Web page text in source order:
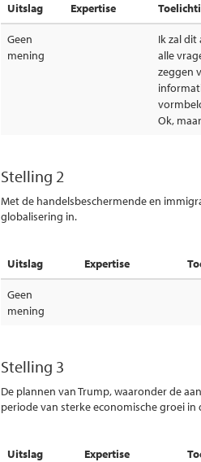
Uitslag Expertise
Geen
mening
Ik zal
alle
zeggen
Ok,
Stelling 2
Met de handelsbeschermende en
globalisering in.
Uitslag Expertise
Geen
mening
Stelling 3
De plannen van Trump, waaronder de
periode van sterke economische groei in
Uitslag Expertise